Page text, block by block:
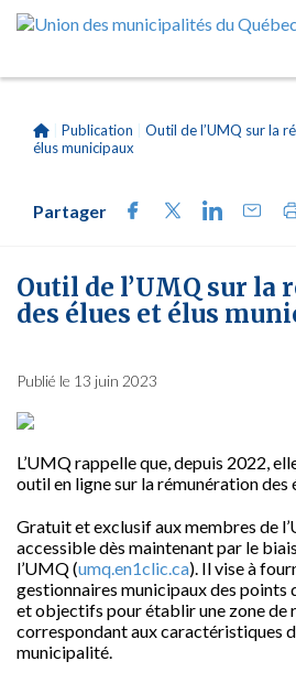
Publication
Outil de l’UMQ sur la
élus municipaux
Partager
Outil de l’UMQ sur la
des élues et élus
Publié le 13 juin 2023
L’UMQ rappelle que, depuis 2022,
outil en ligne sur la rémunération des
Gratuit et exclusif aux membres de
accessible dès maintenant par le
l’UMQ (umq.en1clic.ca). Il vise à
gestionnaires municipaux des points
et objectifs pour établir une zone de
correspondant aux caractéristiques
municipalité.